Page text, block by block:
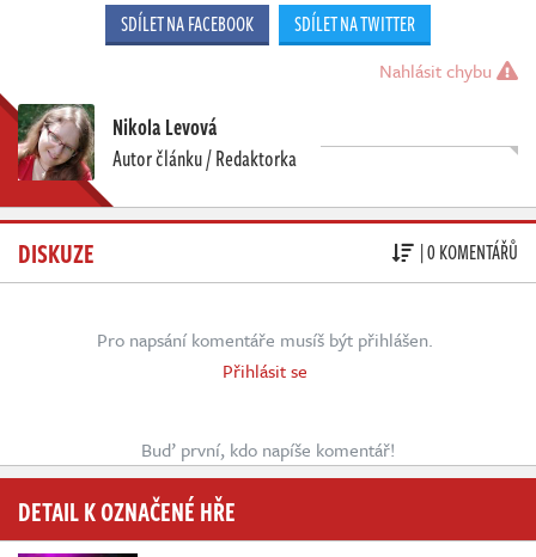
SDÍLET NA FACEBOOK SDÍLET NA TWITTER
Nahlásit chybu
Nikola Levová
Autor článku / Redaktorka
DISKUZE | 0 KOMENTÁŘŮ
Pro napsání komentáře musíš být přihlášen.
Přihlásit se
Buď první, kdo napíše komentář!
DETAIL K OZNAČENÉ HŘE